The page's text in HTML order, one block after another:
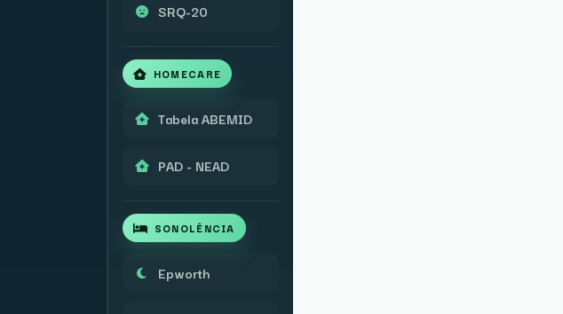
SRQ-20
HOMECARE
Tabela ABEMID
PAD - NEAD
SONOLÊNCIA
Epworth